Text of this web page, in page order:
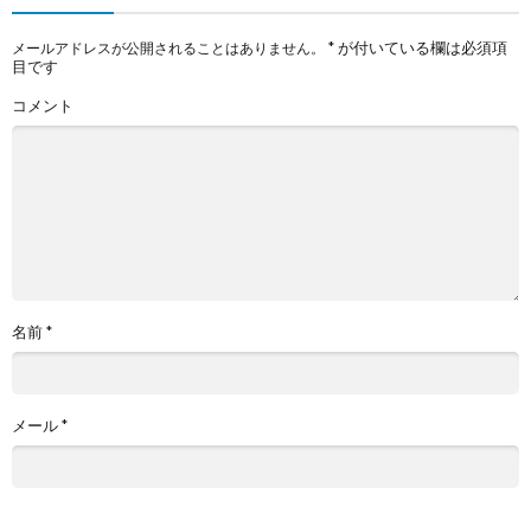
メールアドレスが公開されることはありません。 *が付いている欄は必須項
目です
コメント
名前*
メール*